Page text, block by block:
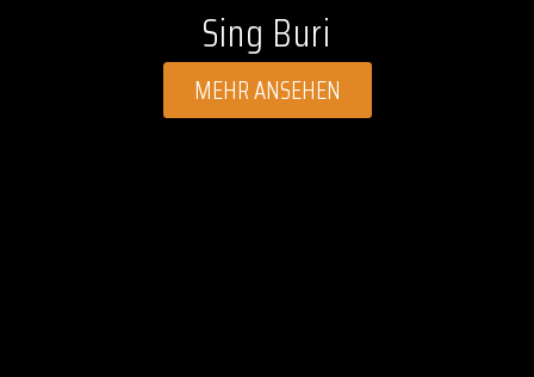
Sing Buri
MEHR ANSEHEN